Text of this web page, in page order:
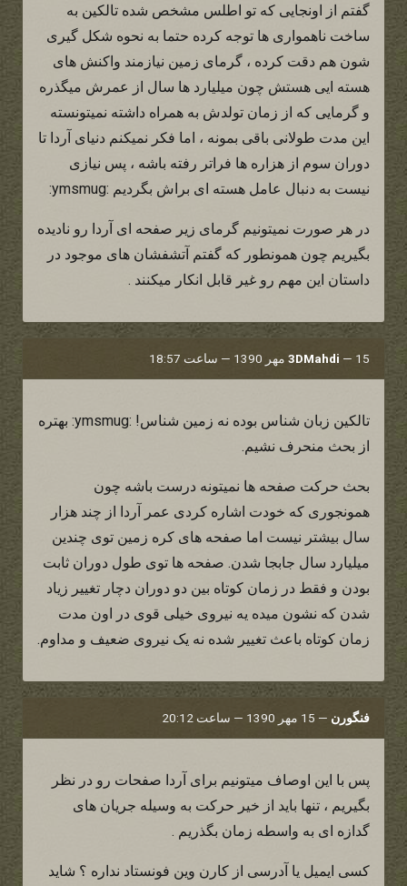
گفتم از اونجایی که تو اطلس مشخص شده تالکین به
ساخت ناهمواری ها توجه کرده حتما به نحوه شکل گیری
شون هم دقت کرده ، گرمای زمین نیازمند واکنش های
هسته ایی هستش چون میلیارد ها سال از عمرش میگذره
و گرمایی که از زمان تولدش به همراه داشته نمیتونسته
این مدت طولانی باقی بمونه ، اما فکر نمیکنم دنیای آردا تا
دوران سوم از هزاره ها فراتر رفته باشه ، پس نیازی
نیست به دنبال عامل هسته ای براش بگردیم :ymsmug:
در هر صورت نمیتونیم گرمای زیر صفحه ای آردا رو نادیده
بگیریم چون همونطور که گفتم آتشفشان های موجود در
داستان این مهم رو غیر قابل انکار میکنند .
3DMahdi — 15 مهر 1390 — ساعت 18:57
تالکین زبان شناس بوده نه زمین شناس! :ymsmug: بهتره
از بحث منحرف نشیم.
بحث حرکت صفحه ها نمیتونه درست باشه چون
همونجوری که خودت اشاره کردی عمر آردا از چند هزار
سال بیشتر نیست اما صفحه های کره زمین توی چندین
میلیارد سال جابجا شدن. صفحه ها توی طول دوران ثابت
بودن و فقط در زمان کوتاه بین دو دوران دچار تغییر زیاد
شدن که نشون میده یه نیروی خیلی قوی در اون مدت
زمان کوتاه باعث تغییر شده نه یک نیروی ضعیف و مداوم.
فنگورن — 15 مهر 1390 — ساعت 20:12
پس با این اوصاف میتونیم برای آردا صفحات رو در نظر
بگیریم ، تنها باید از خیر حرکت به وسیله جریان های
گدازه ای به واسطه زمان بگذریم .
کسی ایمیل یا آدرسی از کارن وین فونستاد نداره ؟ شاید